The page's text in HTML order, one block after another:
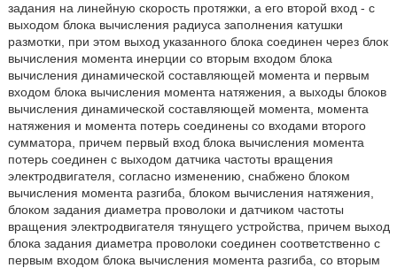
задания на линейную скорость протяжки, а его второй вход - с
выходом блока вычисления радиуса заполнения катушки
размотки, при этом выход указанного блока соединен через блок
вычисления момента инерции со вторым входом блока
вычисления динамической составляющей момента и первым
входом блока вычисления момента натяжения, а выходы блоков
вычисления динамической составляющей момента, момента
натяжения и момента потерь соединены со входами второго
сумматора, причем первый вход блока вычисления момента
потерь соединен с выходом датчика частоты вращения
электродвигателя, согласно изменению, снабжено блоком
вычисления момента разгиба, блоком вычисления натяжения,
блоком задания диаметра проволоки и датчиком частоты
вращения электродвигателя тянущего устройства, причем выход
блока задания диаметра проволоки соединен соответственно с
первым входом блока вычисления момента разгиба, со вторым